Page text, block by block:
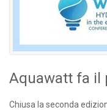
Aquawatt fa il
Chiusa la seconda